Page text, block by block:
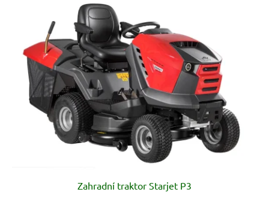
Zahradní traktor Starjet P3